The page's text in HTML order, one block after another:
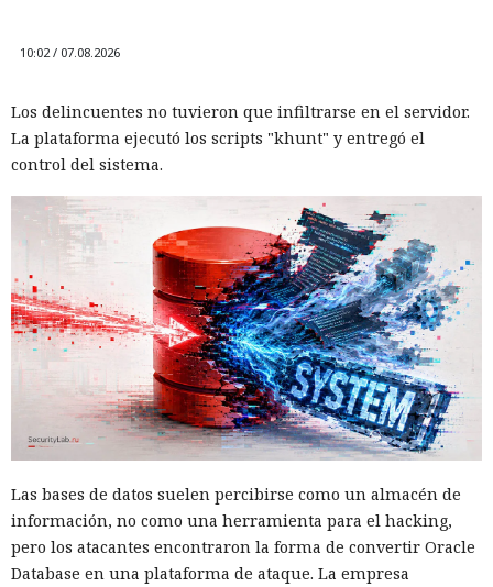
10:02 / 07.08.2026
Los delincuentes no tuvieron que infiltrarse en el servidor.
La plataforma ejecutó los scripts "khunt" y entregó el
control del sistema.
Las bases de datos suelen percibirse como un almacén de
información, no como una herramienta para el hacking,
pero los atacantes encontraron la forma de convertir Oracle
Database en una plataforma de ataque. La empresa